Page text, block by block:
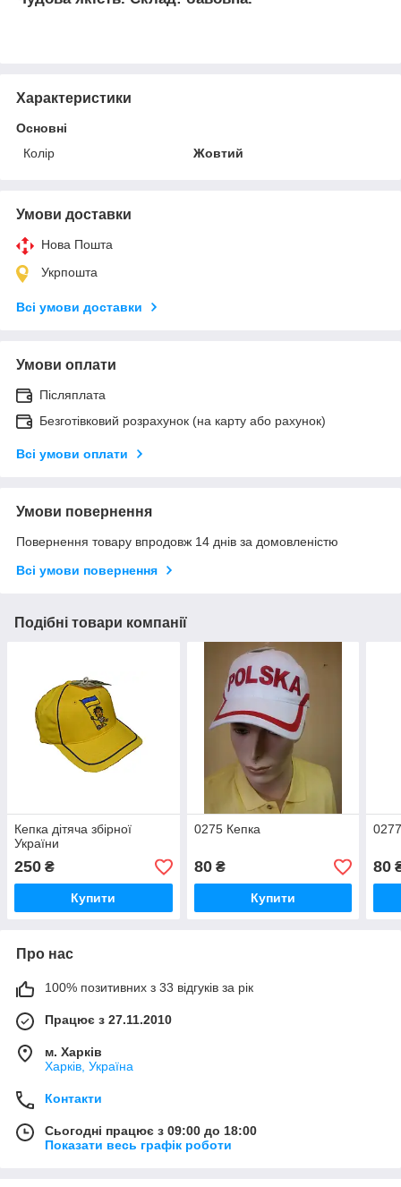
Характеристики
Основні
Колір
Жовтий
Умови доставки
Нова Пошта
Укрпошта
Всі умови доставки
Умови оплати
Післяплата
Безготівковий розрахунок (на карту або рахунок)
Всі умови оплати
Умови повернення
Повернення товару впродовж 14 днів за домовленістю
Всі умови повернення
Подібні товари компанії
Кепка дітяча збірної
України
250 ₴
Купити
0275 Кепка
80₴
Купити
80
Про нас
100% позитивних з 33 відгуків за рік
Працює з 27.11.2010
м. Харків
Харків, Україна
Контакти
Сьогодні працює з 09:00 до 18:00
Показати весь графік роботи